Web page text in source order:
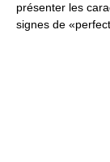
présenter les
signes de